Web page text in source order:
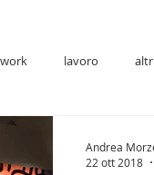
lavoro
Andrea
22 ott 2018